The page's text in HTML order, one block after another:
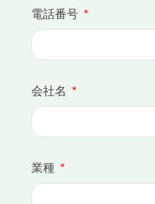
電話番号
会社名
業種